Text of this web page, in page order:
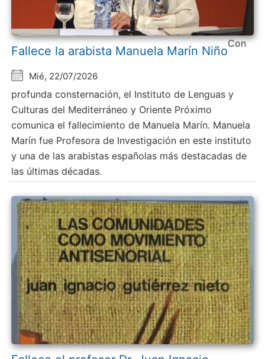
Fallece la arabista Manuela Marín Niño
Mié, 22/07/2026
Con
profunda consternación, el Instituto de Lenguas y
Culturas del Mediterráneo y Oriente Próximo
comunica el fallecimiento de Manuela Marín. Manuela
Marín fue Profesora de Investigación en este instituto
y una de las arabistas españolas más destacadas de
las últimas décadas.